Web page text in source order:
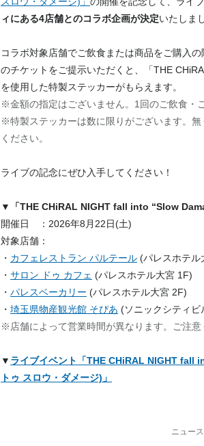
ィにある4店舗とのコラボ企画が決定いたしま
コラボ対象店舗でご飲食または商品をご購入
のチケットをご提示いただくと、「THE
を使用した特製ステッカーがもらえます。
※金額の指定はございません。1回のご飲食・
※特製ステッカーは数に限りがございます。
ください。
ライブの記念にぜひ入手してください！
▼「THE CHiRAL NIGHT fall into “Slow
開催日 ：2026年8月22日(土)
対象店舗：
・ カフェレストラン パルテール (パレスホテル
・ サロン ドゥ カフェ (パレスホテル大宮 1F)
・ パレスベーカリー (パレスホテル大宮 2F)
・ 埼玉県物産観光館 そぴあ (ソニックシティビ
※店舗によって営業時間が異なります。ご注意
▼ ライブイベント「THE CHiRAL NIGHT fall
トゥ スロウ・ダメージ)」
ニュー